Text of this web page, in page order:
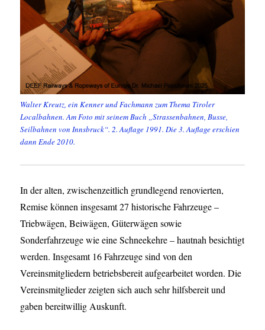
Walter Kreutz, ein Kenner und Fachmann zum Thema Tiroler
Localbahnen. Am Foto mit seinem Buch „Strassenbahnen, Busse,
Seilbahnen von Innsbruck“. 2. Auflage 1991. Die 3. Auflage erschien
dann Ende 2010.
In der alten, zwischenzeitlich grundlegend renovierten,
Remise können insgesamt 27 historische Fahrzeuge –
Triebwägen, Beiwägen, Güterwägen sowie
Sonderfahrzeuge wie eine Schneekehre – hautnah besichtigt
werden. Insgesamt 16 Fahrzeuge sind von den
Vereinsmitgliedern betriebsbereit aufgearbeitet worden. Die
Vereinsmitglieder zeigten sich auch sehr hilfsbereit und
gaben bereitwillig Auskunft.